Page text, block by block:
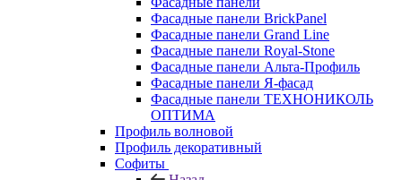
Фасадные панели BrickPanel
Фасадные панели Grand Line
Фасадные панели Royal-Stone
Фасадные панели Альта-Профиль
Фасадные панели Я-фасад
Фасадные панели ТЕХНОНИКОЛЬ
ОПТИМА
Профиль волновой
Профиль декоративный
Софиты